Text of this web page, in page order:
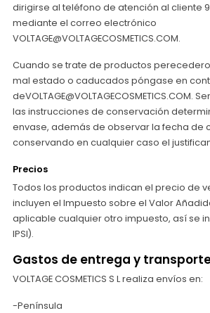
dirigirse al teléfono de atención al cliente
mediante el correo electrónico
VOLTAGE@VOLTAGECOSMETICS.COM.
Cuando se trate de productos
mal estado o caducados póngase en
deVOLTAGE@VOLTAGECOSMETICS.COM.
las instrucciones de conservación
envase, además de observar la fecha de
conservando en cualquier caso el
Precios
Todos los productos indican el precio de
incluyen el Impuesto sobre el Valor
aplicable cualquier otro impuesto, así se
IPSI).
Gastos de entrega y
VOLTAGE COSMETICS S L realiza envíos en:
-Península